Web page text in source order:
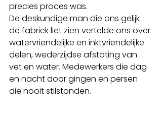
precies proces was.
De deskundige man die ons gelijk
de fabriek liet zien vertelde ons over
watervriendelijke en inktvriendelijke
delen, wederzijdse afstoting van
vet en water. Medewerkers die dag
en nacht door gingen en persen
die nooit stilstonden.